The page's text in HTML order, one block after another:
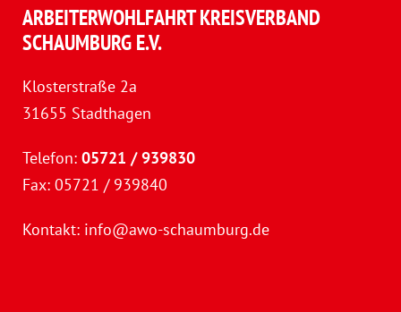
ARBEITERWOHLFAHRT KREISVERBAND
SCHAUMBURG E.V.
Klosterstraße 2a
31655 Stadthagen
Telefon: 05721 / 939830
Fax: 05721 / 939840
Kontakt: info@awo-schaumburg.de